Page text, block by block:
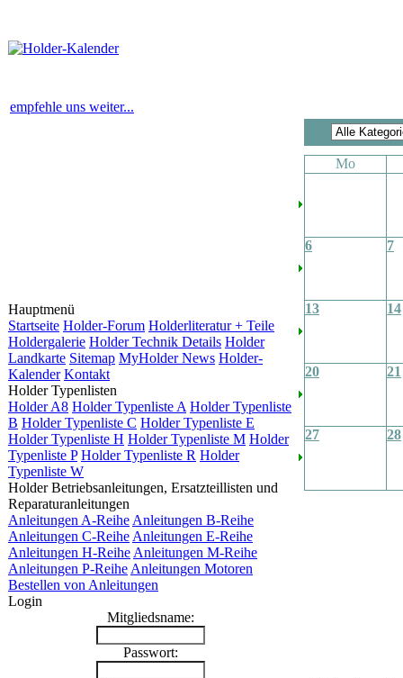
empfehle uns weiter...
Hauptmenü
Startseite Holder-Forum Holderliteratur + Teile
Holdergalerie Holder Technik Details Holder
Landkarte Sitemap MyHolder News Holder-
Kalender Kontakt
Holder Typenlisten
Holder A8 Holder Typenliste A Holder Typenliste
B Holder Typenliste C Holder Typenliste E
Holder Typenliste H Holder Typenliste M Holder
Typenliste P Holder Typenliste R Holder
Typenliste W
Holder Betriebsanleitungen, Ersatzteillisten und
Reparaturanleitungen
Anleitungen A-Reihe Anleitungen B-Reihe
Anleitungen C-Reihe Anleitungen E-Reihe
Anleitungen H-Reihe Anleitungen M-Reihe
Anleitungen P-Reihe Anleitungen Motoren
Bestellen von Anleitungen
Login
Mitgliedsname:
Passwort:
Mo
6 7
13 14
20 21
27 28